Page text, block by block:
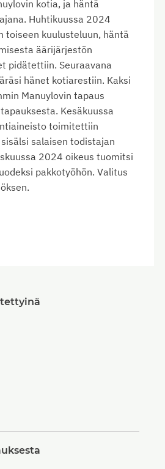
kotia, ja häntä
Huhtikuussa 2024
toiseen kuulusteluun, häntä
äärijärjestön
pidätettiin. Seuraavana
hänet kotiarestiin. Kaksi
Manuylovin tapaus
Kesäkuussa
toimitettiin
salaisen todistajan
2024 oikeus tuomitsi
pakkotyöhön. Valitus